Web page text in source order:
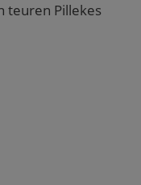
teuren Pillekes